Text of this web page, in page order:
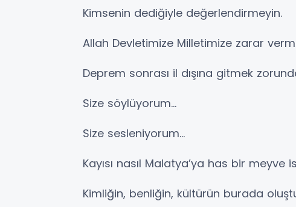
Kimsenin dediğiyle değerlendirmeyin.
Allah Devletimize Milletimize zarar
Deprem sonrası il dışına gitmek
Size söylüyorum…
Size sesleniyorum…
Kayısı nasıl Malatya’ya has bir
Kimliğin, benliğin, kültürün burada